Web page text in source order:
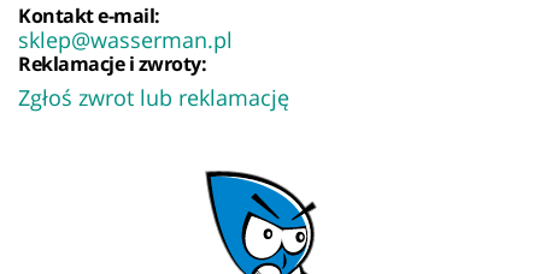
Kontakt e-mail:
sklep@wasserman.pl
Reklamacje i zwroty:
Zgłoś zwrot lub reklamację